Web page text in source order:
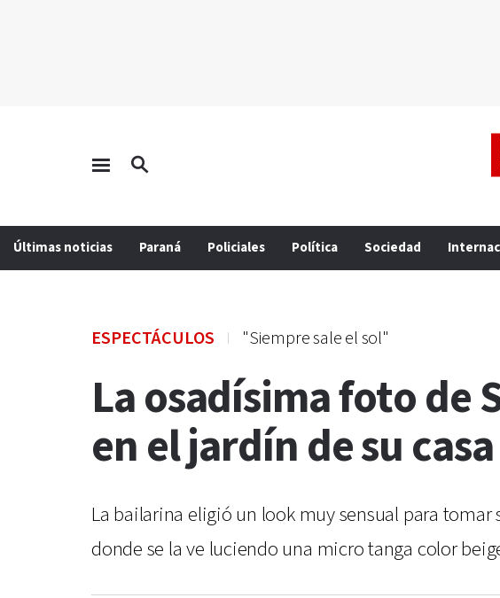
Últimas noticias Paraná Policiales Política Sociedad
ESPECTÁCULOS "Siempre sale el sol"
La osadísima foto de
en el jardín de su casa
La bailarina eligió un look muy sensual para
donde se la ve luciendo una micro tanga color